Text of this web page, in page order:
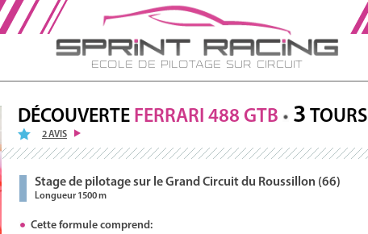
Ecole de Pilotage sur Circuit
DÉCOUVERTE FERRARI 488 GTB 3 TOURS
2 AVIS
Stage de pilotage sur le Grand Circuit du Roussillon (66)
Longueur 1500 m
Cette formule comprend: